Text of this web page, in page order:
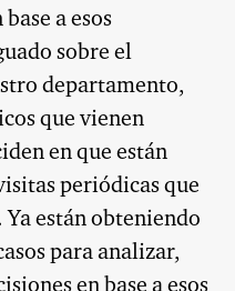
a esos
sobre el
departamento,
que vienen
en que están
periódicas que
están obteniendo
para analizar,